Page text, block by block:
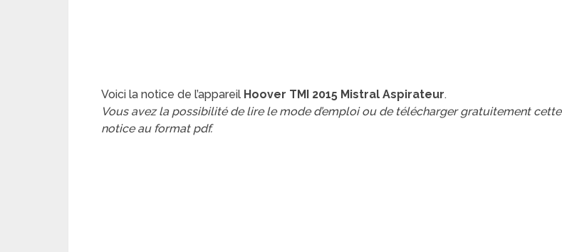
Voici la notice de l’appareil Hoover TMI 2015 Mistral Aspirateur.
Vous avez la possibilité de lire le mode d’emploi ou de télécharger gratuitement cette
notice au format pdf.